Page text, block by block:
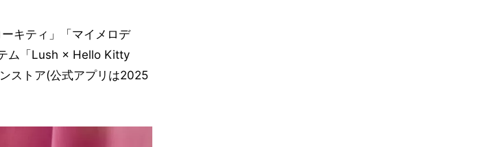
キティ」「マイメロデ
ム「Lush × Hello Kitty
ストア(公式アプリは2025